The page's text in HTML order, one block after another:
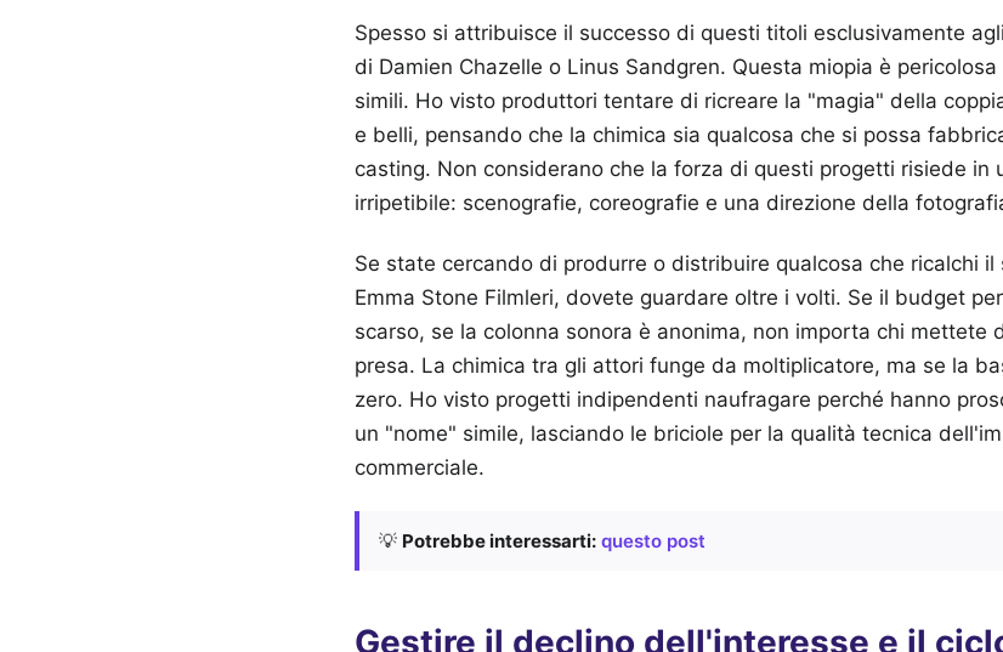
Spesso si attribuisce il successo di questi titoli esclusivamente
di Damien Chazelle o Linus Sandgren. Questa miopia è
simili. Ho visto produttori tentare di ricreare la "magia" della
e belli, pensando che la chimica sia qualcosa che si possa
casting. Non considerano che la forza di questi progetti risiede in
irripetibile: scenografie, coreografie e una direzione della
Se state cercando di produrre o distribuire qualcosa che ricalchi il
Emma Stone Filmleri, dovete guardare oltre i volti. Se il budget
scarso, se la colonna sonora è anonima, non importa chi mettete
presa. La chimica tra gli attori funge da moltiplicatore, ma se la
zero. Ho visto progetti indipendenti naufragare perché hanno
un "nome" simile, lasciando le briciole per la qualità tecnica
commerciale.
💡 Potrebbe interessarti: questo post
Gestire il declino dell'interesse e il